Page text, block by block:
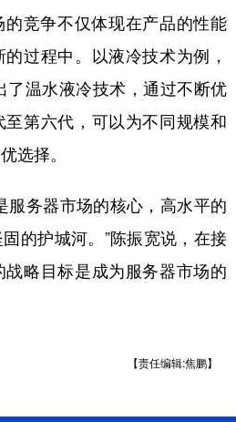
竞争不仅体现在产品的性能
的过程中。以液冷技术为例，
了温水液冷技术，通过不断优
第六代，可以为不同规模和
选择。
务器市场的核心，高水平的
的护城河。”陈振宽说，在接
略目标是成为服务器市场的
【责任编辑:焦鹏】